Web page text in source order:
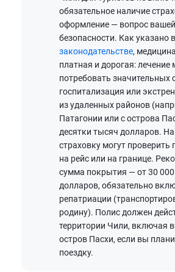
обязательное наличие
оформление — вопрос
безопасности. Как указано в
законодательстве,
платная и дорогая: лечение
потребовать значительных
госпитализация или
из удаленных районов
Патагонии или с острова
десятки тысяч долларов.
страховку могут проверить
на рейс или на границе.
сумма покрытия — от 30
долларов, обязательно
репатриации
родину). Полис должен
территории Чили, включая
остров Пасхи, если вы
поездку.